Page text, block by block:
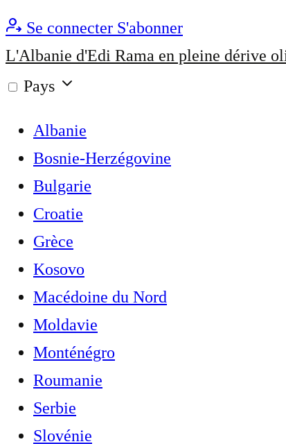
Se connecter S'abonner
L'Albanie d'Edi Rama en pleine dérive
Pays
Albanie
Bosnie-Herzégovine
Bulgarie
Croatie
Grèce
Kosovo
Macédoine du Nord
Moldavie
Monténégro
Roumanie
Serbie
Slovénie